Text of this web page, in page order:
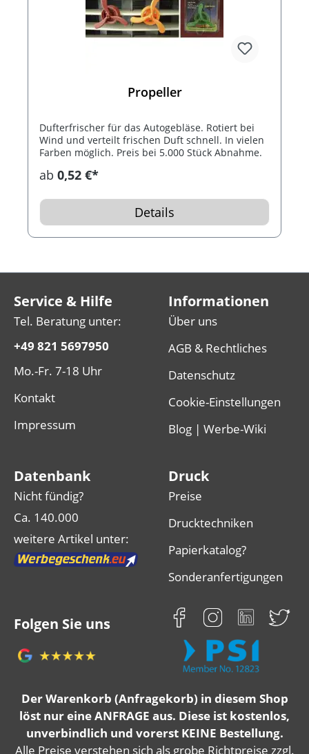
Propeller
Dufterfrischer für das Autogebläse. Rotiert bei
Wind und verteilt frischen Duft schnell. In vielen
Farben möglich. Preis bei 5.000 Stück Abnahme.
ab 0,52 €*
Details
Service & Hilfe
Tel. Beratung unter:
+49 821 5697950
Mo.-Fr. 7-18 Uhr
Kontakt
Impressum
Informationen
Über uns
AGB & Rechtliches
Datenschutz
Cookie-Einstellungen
Blog | Werbe-Wiki
Datenbank
Nicht fündig?
Ca. 140.000
weitere Artikel unter:
Druck
Preise
Drucktechniken
Papierkatalog?
Sonderanfertigungen
Folgen Sie uns
Der Warenkorb (Anfragekorb) in diesem Shop
löst nur eine ANFRAGE aus. Diese ist kostenlos,
unverbindlich und vorerst KEINE Bestellung.
Alle Preise verstehen sich als grobe Richtpreise zzgl.